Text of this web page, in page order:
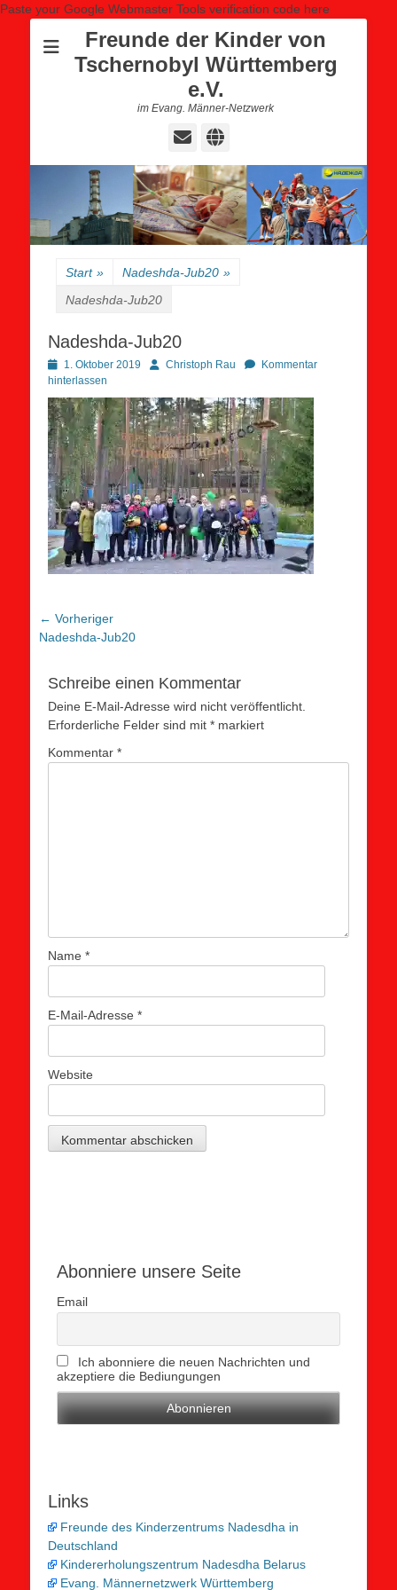
Paste your Google Webmaster Tools verification code here
Freunde der Kinder von
Tschernobyl Württemberg
e.V.
im Evang. Männer-Netzwerk
E-
Website
Start » Nadeshda-Jub20 »
Nadeshda-Jub20
Nadeshda-Jub20
Posted
on
1. Oktober 2019 AutorChristoph Rau
Kommentar
hinterlassen
Beitragsnavigation
← Vorheriger
Vorheriger
Nadeshda-Jub20
Schreibe einen Kommentar
Deine E-Mail-Adresse wird nicht veröffentlicht.
Erforderliche Felder sind mit * markiert
Kommentar *
Name *
E-Mail-Adresse *
Website
Abonniere unsere Seite
Email
Ich abonniere die neuen Nachrichten und
akzeptiere die Bediungungen
Links
Freunde des Kinderzentrums Nadesdha in
Deutschland
Kindererholungszentrum Nadesdha Belarus
Evang. Männernetzwerk Württemberg